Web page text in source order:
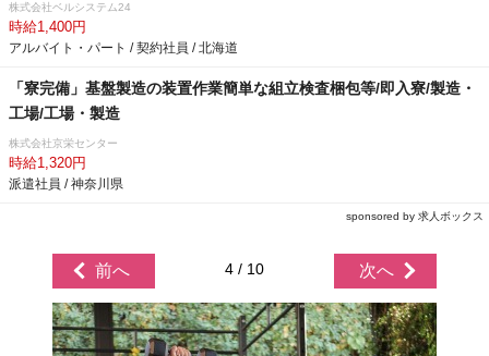
株式会社ベルシステム24
時給1,400円
アルバイト・パート / 契約社員 / 北海道
「寮完備」基盤製造の装置作業簡単な組立検査梱包等/即入寮/製造・
工場/工場・製造
株式会社京栄センター
時給1,320円
派遣社員 / 神奈川県
sponsored by 求人ボックス
前へ 4 / 10 次へ